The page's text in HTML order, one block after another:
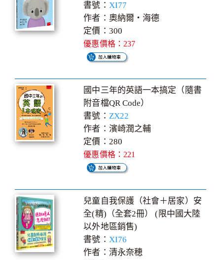
書號： XI77
作者：奧納爾‧海德
定價：300
優惠價格：237
國中三年的英語一本搞定（隨書
附音檔QR Code）
書號： ZX22
作者：濱崎潤之輔
定價：280
優惠價格：221
兒童自我保護（社會＋居家）安
全(精)（全套2冊） (限中國大陸
以外地區銷售)
書號： XI76
作者：清永奈穂